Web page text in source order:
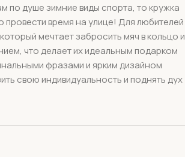
по душе зимние виды спорта, то кружка
время на улице! Для любителей
мечтает забросить мяч в кольцо и
что делает их идеальным подарком
фразами и ярким дизайном
свою индивидуальность и поднять дух